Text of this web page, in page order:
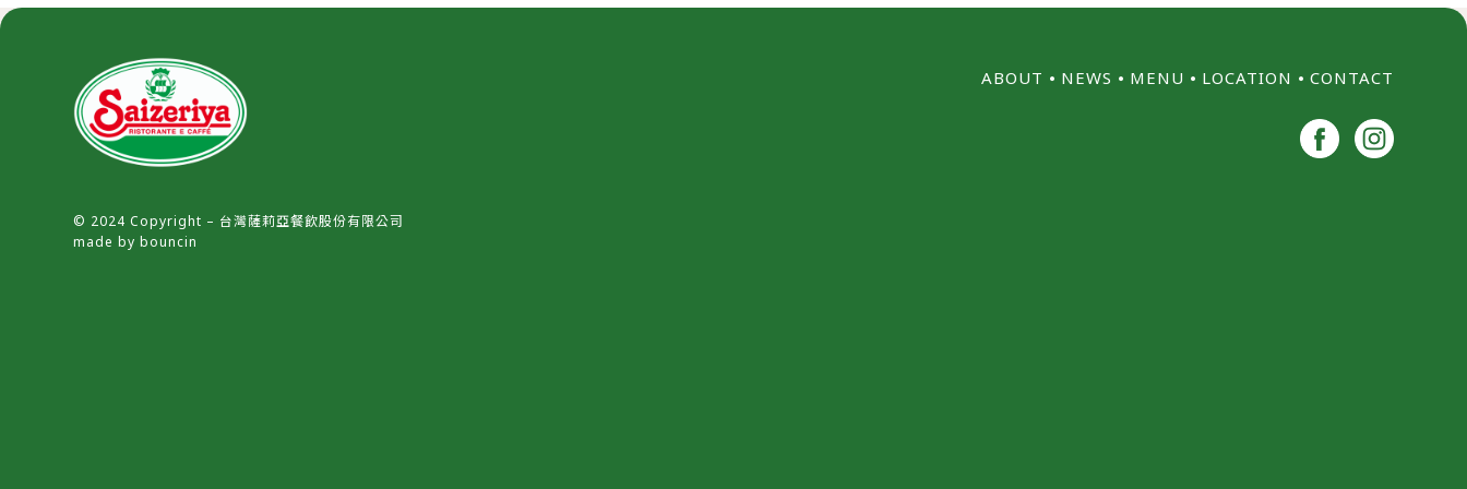
© 2024 Copyright – 台灣薩莉亞餐飲股份有限公司
made by bouncin
ABOUT ⦁ NEWS ⦁ MENU ⦁ LOCATION ⦁ CONTACT